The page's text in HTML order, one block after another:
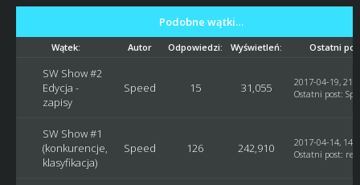
Podobne wątki…
Wątek: Autor Odpowiedzi: Wyświetleń: Ostatni
SW Show #2
Edycja -
zapisy
Speed 15 31,055
2017-04-19,
Ostatni post:
SW Show #1
(konkurencje,
klasyfikacja)
Speed 126 242,910
2017-04-14,
Ostatni post: